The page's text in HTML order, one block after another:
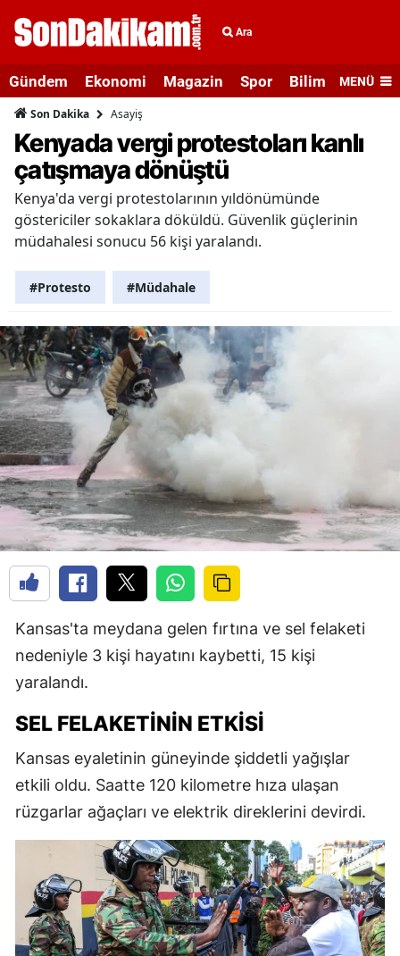
Ara
Gündem Ekonomi Magazin Spor Bilim veMENÜ
Son Dakika Asayiş
Kenyada vergi protestoları kanlı
çatışmaya dönüştü
Kenya'da vergi protestolarının yıldönümünde
göstericiler sokaklara döküldü. Güvenlik güçlerinin
müdahalesi sonucu 56 kişi yaralandı.
#Protesto #Müdahale
Kansas'ta meydana gelen fırtına ve sel felaketi
nedeniyle 3 kişi hayatını kaybetti, 15 kişi
yaralandı.
SEL FELAKETININ ETKISI
Kansas eyaletinin güneyinde şiddetli yağışlar
etkili oldu. Saatte 120 kilometre hıza ulaşan
rüzgarlar ağaçları ve elektrik direklerini devirdi.